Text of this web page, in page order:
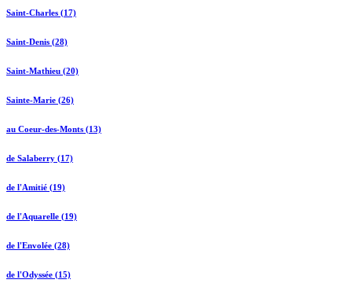
Saint-Charles (17)
Saint-Denis (28)
Saint-Mathieu (20)
Sainte-Marie (26)
au Coeur-des-Monts (13)
de Salaberry (17)
de l'Amitié (19)
de l'Aquarelle (19)
de l'Envolée (28)
de l'Odyssée (15)